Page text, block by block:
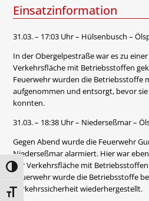
Umschalten auf hohe Kontraste
Schrift vergrößern
Einsatzinformation
31.03. – 17:03 Uhr – Hülsenbusch –
In der Obergelpestraße war es zu
Verkehrsfläche mit Betriebsstoffen
Feuerwehr wurden die Betriebsstoffe
aufgenommen und entsorgt, bevor
konnten.
31.03. – 18:38 Uhr – Niederseßmar –
Gegen Abend wurde die Feuerwehr
Niederseßmar alarmiert. Hier war
der Verkehrsfläche mit
Feuerwehr wurde die Betriebsstoffe
Verkehrssicherheit wiederhergestellt.